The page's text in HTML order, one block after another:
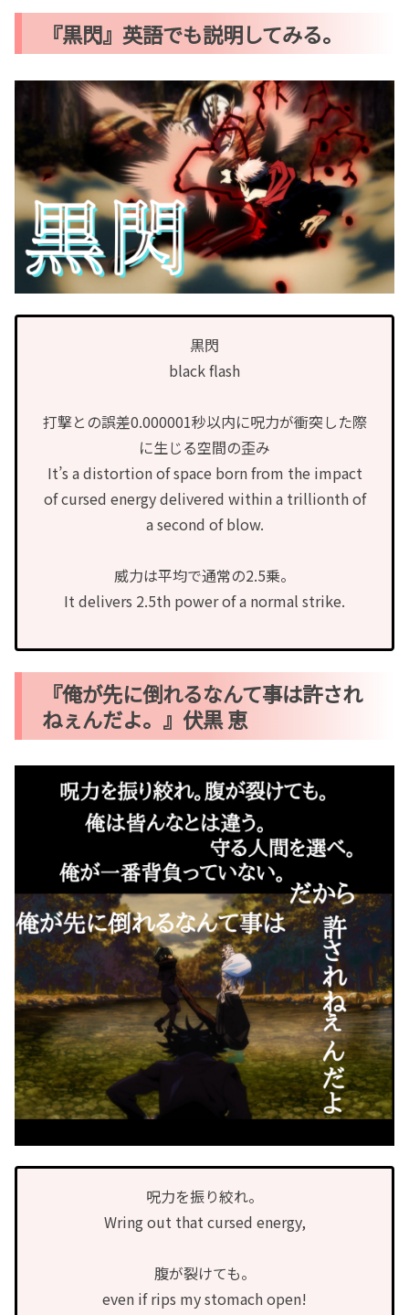
『黒閃』英語でも説明してみる。
黒閃
black flash
打撃との誤差0.000001秒以内に呪力が衝突した際
に生じる空間の歪み
It’s a distortion of space born from the impact
of cursed energy delivered within a trillionth of
a second of blow.
威力は平均で通常の2.5乗。
It delivers 2.5th power of a normal strike.
『俺が先に倒れるなんて事は許され
ねぇんだよ。』伏黒 恵
呪力を振り絞れ。
Wring out that cursed energy,
腹が裂けても。
even if rips my stomach open!